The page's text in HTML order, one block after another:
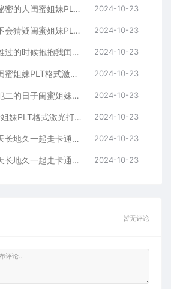
闺蜜是知道你最多秘密的人闺蜜姐妹PLT格式激光打标文件通用矢量图 2024-10-23
互损不会翻脸疏远不会猜疑闺蜜姐妹PLT格式激光打标文件通用矢量图 2024-10-23
奋斗的时候搭把手难过的时候抱抱我闺蜜姐妹 2024-10-23
一声姐妹卡通人物闺蜜姐妹PLT格式激光打标文件通用矢量图 2024-10-23
忘不掉那一段一起犯二的日子闺蜜姐妹PLT格式激光打标文件通用矢量图 2024-10-23
卡通人物guimi闺蜜姐妹PLT格式激光打标文件通用矢量图 2024-10-23
不开心了就干杯酒天长地久一起走卡通人物闺蜜姐妹 2024-10-23
不开心了就干杯酒天长地久一起走卡通人物闺蜜姐妹 2024-10-23
暂无评论